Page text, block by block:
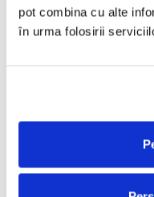
pot combina cu alte
în urma folosirii
ADAUGA IN COS